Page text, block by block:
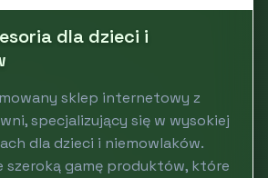
dla dzieci i
sklep internetowy z
specjalizujący się w wysokiej
dla dzieci i niemowlaków.
szeroką gamę produktów, które